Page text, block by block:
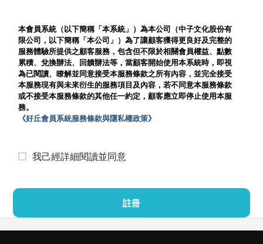
本會員系統（以下簡稱「本系統」）為本公司（中子文化股份有
限公司，以下簡稱「本公司」）為了讓顧客獲得更良好及完整的
服務體驗所提供之顧客服務，包含但不限於相關會員權益、點數
累積、兌換辦法、回饋辦法等，當顧客開始使用本系統時，即視
為已閱讀、瞭解並同意接受本服務條款之所有內容，並完全接受
本服務現有與未來衍生的服務項目及內容，若不同意本服務條款
或不接受本服務條款的其他任一約定，顧客應立即停止使用本服
務。
《好丘會員系統服務條款與隱私權政策》
我己經詳細閱讀並同意
註冊